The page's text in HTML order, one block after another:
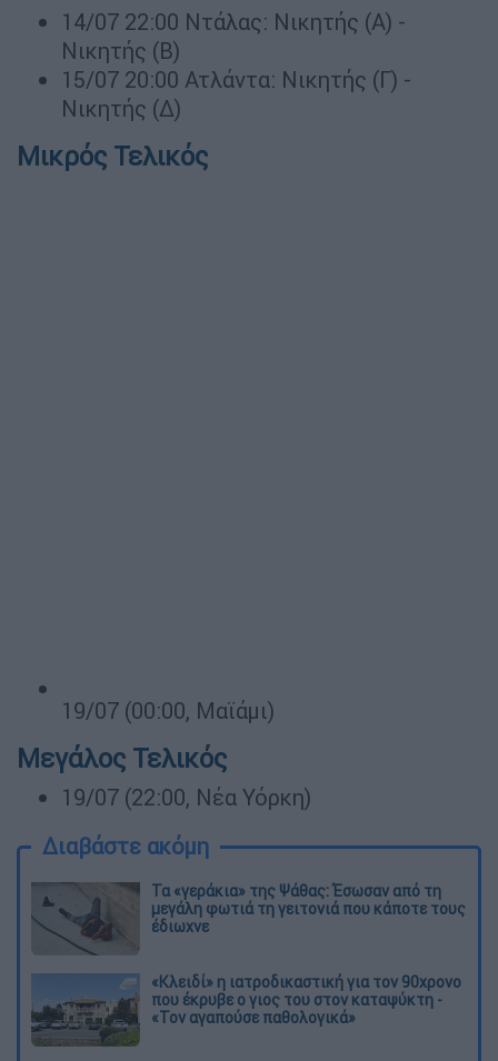
14/07 22:00 Ντάλας: Νικητής (Α) -
Νικητής (Β)
15/07 20:00 Ατλάντα: Νικητής (Γ) -
Νικητής (Δ)
Μικρός Τελικός
19/07 (00:00, Μαϊάμι)
Μεγάλος Τελικός
19/07 (22:00, Nέα Υόρκη)
Διαβάστε ακόμη
Τα «γεράκια» της Ψάθας: Έσωσαν από τη
μεγάλη φωτιά τη γειτονιά που κάποτε τους
έδιωχνε
«Κλειδί» η ιατροδικαστική για τον 90χρονο
που έκρυβε ο γιος του στον καταψύκτη -
«Τον αγαπούσε παθολογικά»